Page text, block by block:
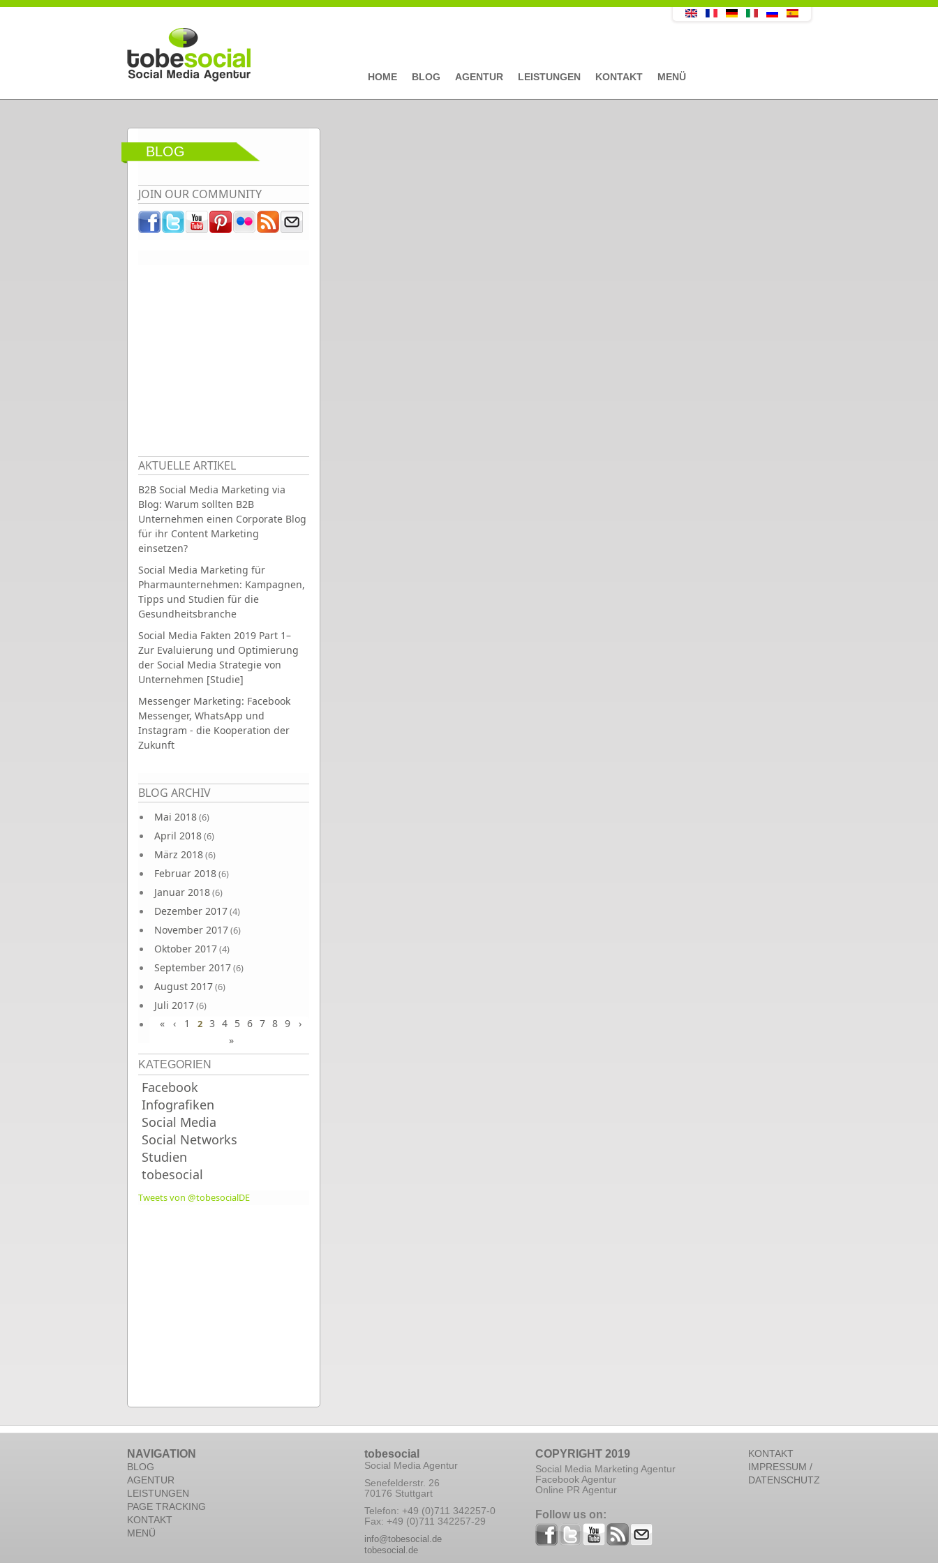
Direkt zum Inhalt
HOME BLOG AGENTUR LEISTUNGEN KONTAKT MENÜ
BLOG
JOIN OUR COMMUNITY
AKTUELLE ARTIKEL
B2B Social Media Marketing via
Blog: Warum sollten B2B
Unternehmen einen Corporate Blog
für ihr Content Marketing
einsetzen?
Social Media Marketing für
Pharmaunternehmen: Kampagnen,
Tipps und Studien für die
Gesundheitsbranche
Social Media Fakten 2019 Part 1–
Zur Evaluierung und Optimierung
der Social Media Strategie von
Unternehmen [Studie]
Messenger Marketing: Facebook
Messenger, WhatsApp und
Instagram - die Kooperation der
Zukunft
BLOG ARCHIV
Mai 2018(6)
April 2018(6)
März 2018(6)
Februar 2018(6)
Januar 2018(6)
Dezember 2017(4)
November 2017(6)
Oktober 2017(4)
September 2017(6)
August 2017(6)
Juli 2017(6)
Juni 2017 (6)
Seiten
« ‹ 1 2 3 4 5 6 7 8 9
›
»
KATEGORIEN
Facebook
Infografiken
Social Media
Social Networks
Studien
tobesocial
Tweets von @tobesocialDE
NAVIGATION
BLOG
AGENTUR
LEISTUNGEN
PAGE TRACKING
KONTAKT
MENÜ
tobesocial
Social Media Agentur
Senefelderstr. 26
70176 Stuttgart
Telefon: +49 (0)711 342257-0
Fax: +49 (0)711 342257-29
info@tobesocial.de
tobesocial.de
COPYRIGHT 2019
Social Media Marketing Agentur
Facebook Agentur
Online PR Agentur
Follow us on:
KONTAKT
IMPRESSUM /
DATENSCHUTZ